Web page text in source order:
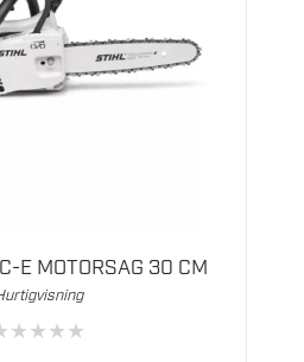
E MOTORSAG 30 CM
★★★★